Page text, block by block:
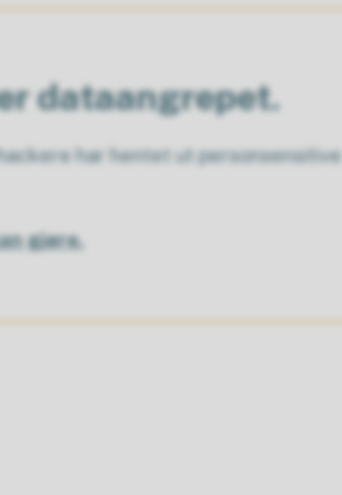
dataangrepet.
har hentet ut personsensitive
gjøre.